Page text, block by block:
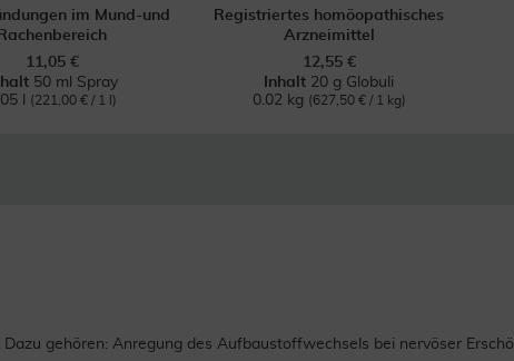
im Mund-und
Rachenbereich
11,05 €
50 ml Spray
l
(221,00 € / 1 l)
Registriertes homöopathisches
Arzneimittel
12,55 €
Inhalt 20 g Globuli
0.02 kg (627,50 € / 1 kg)
gehören: Anregung des Aufbaustoffwechsels bei nervöser